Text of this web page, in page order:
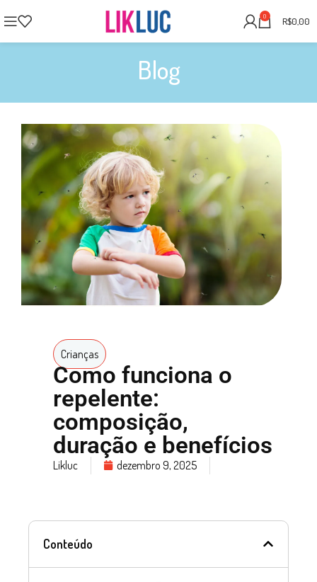
0 R$0,00
Blog
Crianças
Como funciona o
repelente:
composição,
duração e benefícios
Likluc dezembro 9, 2025
Conteúdo